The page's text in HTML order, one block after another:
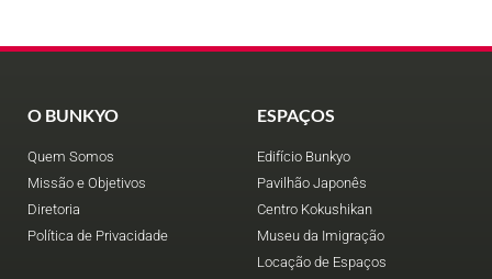
O BUNKYO
Quem Somos
Missão e Objetivos
Diretoria
Política de Privacidade
ESPAÇOS
Edifício Bunkyo
Pavilhão Japonês
Centro Kokushikan
Museu da Imigração
Locação de Espaços